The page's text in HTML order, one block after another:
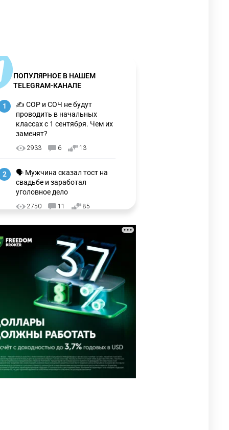
ПОПУЛЯРНОЕ В НАШЕМ
TELEGRAM-КАНАЛЕ
1
✍️ СОР и СОЧ не будут
проводить в начальных
классах с 1 сентября. Чем их
заменят?
2933 6 13
2
🗣 Мужчина сказал тост на
свадьбе и заработал
уголовное дело
2750 11 85
направил телеграмму
соболезнования родным и
близким Халық қаһарманы
Ивана Гапича
2 42
🇫🇷 Клуб ПСЖ объявил об
открытии своей футбольной
академии в Астане
39
5
🇺🇸🇯🇵 США и Япония
провели совместную